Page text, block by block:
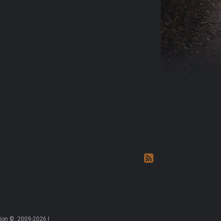
©, 2009-2026 |